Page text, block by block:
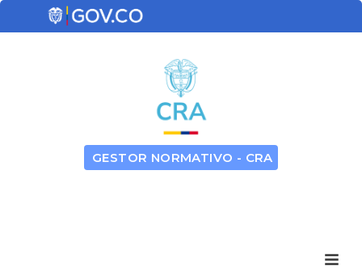
GESTOR NORMATIVO - CRA